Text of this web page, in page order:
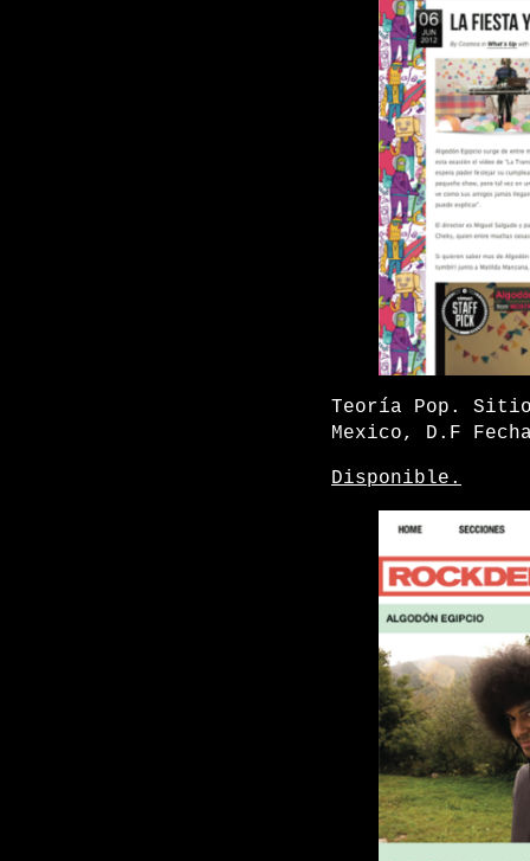
Teoría Pop.
Mexico, D.F
Disponible.